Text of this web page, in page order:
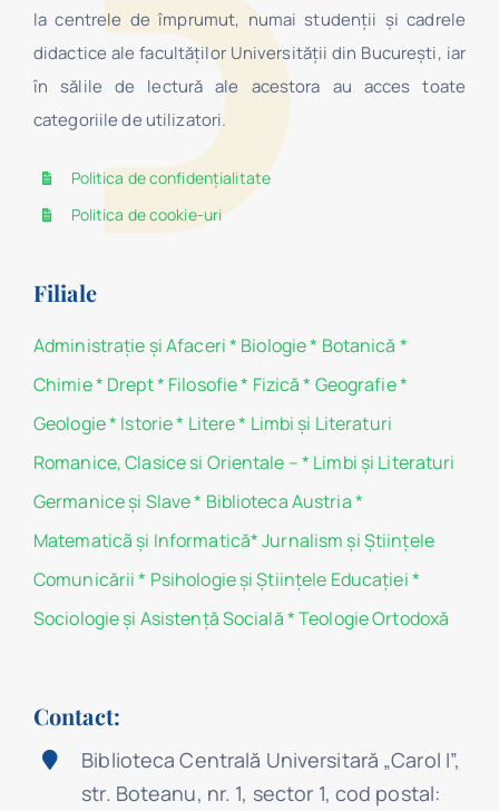
la centrele de împrumut, numai studenţii şi cadrele
didactice ale facultăților Universității din București, iar
în sălile de lectură ale acestora au acces toate
categoriile de utilizatori.
Politica de confidențialitate
Politica de cookie-uri
Filiale
Administraţie şi Afaceri* Biologie* Botanică *
Chimie* Drept* Filosofie* Fizică * Geografie*
Geologie* Istorie* Litere* Limbi și Literaturi
Romanice, Clasice si Orientale –* Limbi și Literaturi
Germanice şi Slave* Biblioteca Austria*
Matematicã și Informatică*Jurnalism şi Ştiinţele
Comunicării * Psihologie şi Ştiinţele Educaţiei*
Sociologie şi Asistenţă Socială*Teologie Ortodoxă
Contact:
Biblioteca Centrală Universitară „Carol I”,
str. Boteanu, nr. 1, sector 1, cod postal: